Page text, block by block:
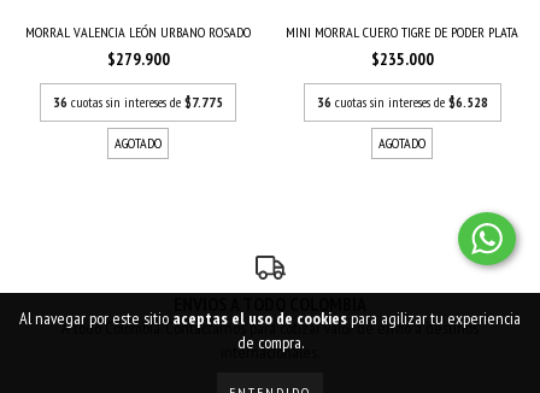
Al navegar por este sitio aceptas el uso de cookiespara agilizar tu experiencia
de compra.
MORRAL VALENCIA LEÓN URBANO ROSADO
$279.900
36 cuotas sin intereses de $7.775
AGOTADO
MINI MORRAL CUERO TIGRE DE PODER PLATA
$235.000
36 cuotas sin intereses de $6.528
AGOTADO
A todo Colombia. Contactarnos para cotizar valor de envío a destinos
internacionales.